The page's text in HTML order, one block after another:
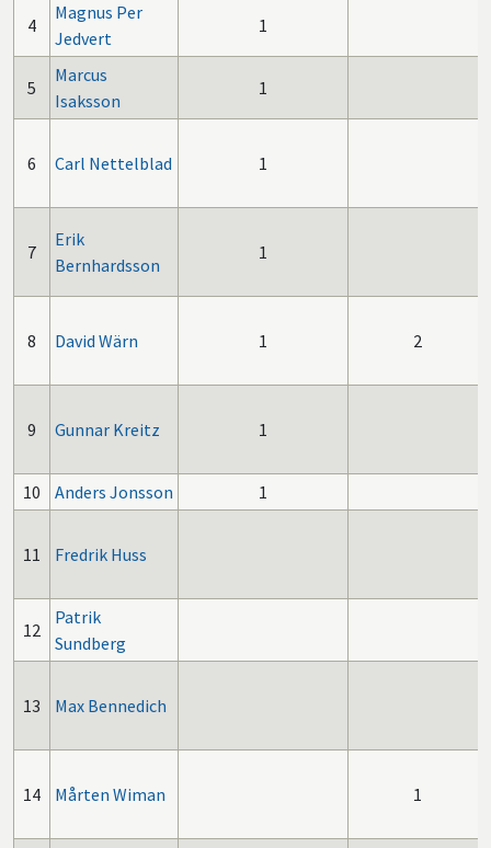
4
Magnus Per
Jedvert
1
5
Marcus
Isaksson
1
6 Carl Nettelblad 1
7
Erik
Bernhardsson
1
8 David Wärn 1 2
9 Gunnar Kreitz 1
10 Anders Jonsson 1
11 Fredrik Huss
12
Patrik
Sundberg
13 Max Bennedich
14 Mårten Wiman 1